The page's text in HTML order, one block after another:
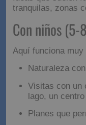
Ideas que suelen
tranquilas, zonas
Con niños
Aquí funciona
Naturaleza
Visitas con un
lago, un